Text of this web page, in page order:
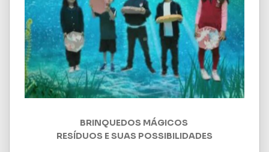
BRINQUEDOS MÁGICOS
RESÍDUOS E SUAS POSSIBILIDADES